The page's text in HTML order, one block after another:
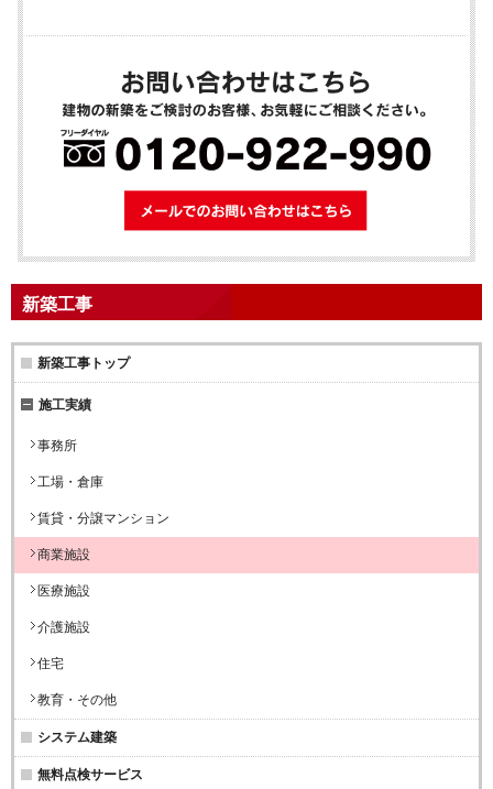
メールでのお
新築工事
新築工事トップ
施工実績
事務所
工場・倉庫
賃貸・分譲マンション
商業施設
医療施設
介護施設
住宅
教育・その他
システム建築
無料点検サービス